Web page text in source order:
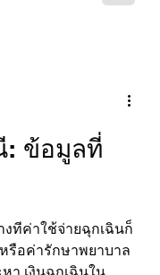
ะเบียนที่ไหนก็มักจะ
มเปญสุดพิเศษ
เกณฑ์เดิมๆ ด้วย
: ข้อมูลที่
งทีค่าใช้จ่ายฉุกเฉินก็
รือค่ารักษาพยาบาล